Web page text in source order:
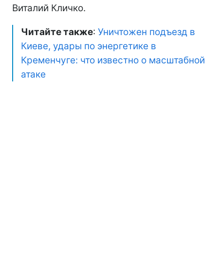
Виталий Кличко.
Читайте также: Уничтожен подъезд в
Киеве, удары по энергетике в
Кременчуге: что известно о масштабной
атаке